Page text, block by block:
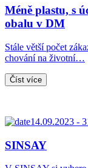
Méně plastu, s
obalu v DM
Stále větší počet
chování na životní…
Číst více
14.09.2023 -
SINSAY